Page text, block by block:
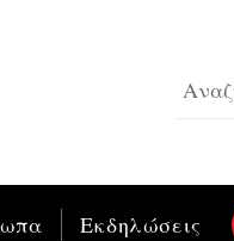
Εκδηλώσεις